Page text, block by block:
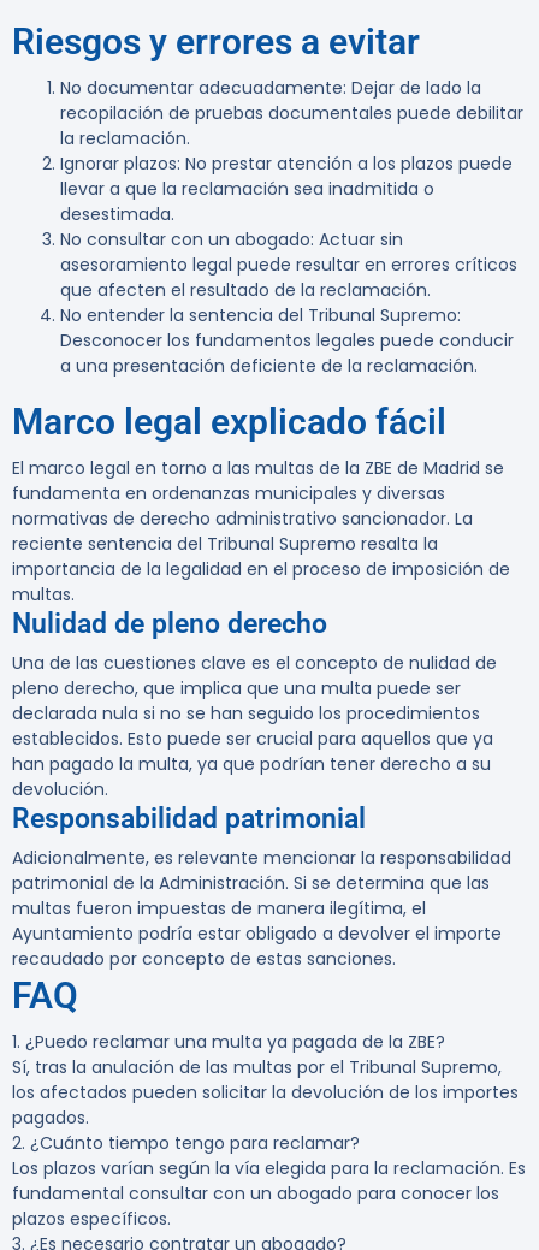
Riesgos y errores a evitar
No documentar adecuadamente: Dejar de lado la
recopilación de pruebas documentales puede debilitar
la reclamación.
Ignorar plazos: No prestar atención a los plazos puede
llevar a que la reclamación sea inadmitida o
desestimada.
No consultar con un abogado: Actuar sin
asesoramiento legal puede resultar en errores críticos
que afecten el resultado de la reclamación.
No entender la sentencia del Tribunal Supremo:
Desconocer los fundamentos legales puede conducir
a una presentación deficiente de la reclamación.
Marco legal explicado fácil
El marco legal en torno a las multas de la ZBE de Madrid se
fundamenta en ordenanzas municipales y diversas
normativas de derecho administrativo sancionador. La
reciente sentencia del Tribunal Supremo resalta la
importancia de la legalidad en el proceso de imposición de
multas.
Nulidad de pleno derecho
Una de las cuestiones clave es el concepto de nulidad de
pleno derecho, que implica que una multa puede ser
declarada nula si no se han seguido los procedimientos
establecidos. Esto puede ser crucial para aquellos que ya
han pagado la multa, ya que podrían tener derecho a su
devolución.
Responsabilidad patrimonial
Adicionalmente, es relevante mencionar la responsabilidad
patrimonial de la Administración. Si se determina que las
multas fueron impuestas de manera ilegítima, el
Ayuntamiento podría estar obligado a devolver el importe
recaudado por concepto de estas sanciones.
FAQ
1. ¿Puedo reclamar una multa ya pagada de la ZBE?
Sí, tras la anulación de las multas por el Tribunal Supremo,
los afectados pueden solicitar la devolución de los importes
pagados.
2. ¿Cuánto tiempo tengo para reclamar?
Los plazos varían según la vía elegida para la reclamación. Es
fundamental consultar con un abogado para conocer los
plazos específicos.
3. ¿Es necesario contratar un abogado?